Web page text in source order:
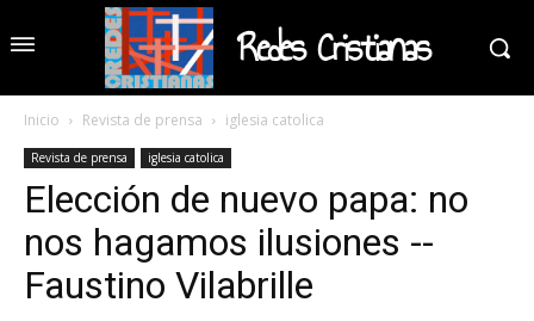
Redes Cristianas
Inicio Revista de prensa iglesia catolica
Revista de prensa iglesia catolica
Elección de nuevo papa: no
nos hagamos ilusiones --
Faustino Vilabrille